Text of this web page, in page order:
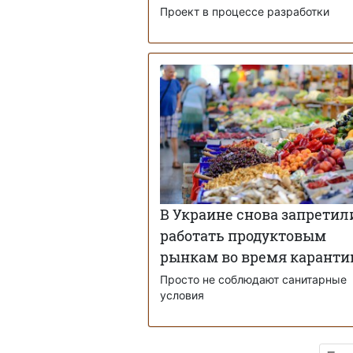
Проект в процессе разработки
В Украине снова
работать продуктовым
рынкам во время
Просто не соблюдают санитарные
условия